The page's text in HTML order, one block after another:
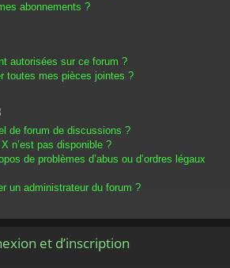
abonnements ?
autorisées sur ce forum ?
toutes mes pièces jointes ?
de forum de discussions ?
n’est pas disponible ?
de problèmes d’abus ou d’ordres légaux
un administrateur du forum ?
et d’inscription